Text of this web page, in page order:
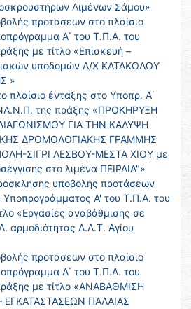
Λιμένων Σάμου»
προτάσεων στο πλαίσιο
Α΄ του Τ.Π.Α. του
με τίτλο «Επισκευή –
υποδομών Λ/Χ ΚΑΤΑΚΟΛΟΥ
»
πλαίσιο ένταξης στο Υποπρ. Α΄
της πράξης «ΠΡΟΚΗΡΥΞΗ
ΓΙΑ ΤΗΝ ΚΑΛΥΨΗ
ΔΡΟΜΟΛΟΓΙΑΚΗΣ ΓΡΑΜΜΗΣ
ΣΙΓΡΙ ΛΕΣΒΟΥ-ΜΕΣΤΑ ΧΙΟΥ με
στο λιμένα ΠΕΙΡΑΙΑ"»
υποβολής προτάσεων
Υποπρογράμματος Α' του Τ.Π.Α. του
«Εργασίες αναβάθμισης σε
αρμοδιότητας Δ.Λ.Τ. Αγίου
προτάσεων στο πλαίσιο
Α΄ του Τ.Π.Α. του
με τίτλο «ΑΝΑΒΑΘΜΙΣΗ
ΠΑΛΑΙΑΣ